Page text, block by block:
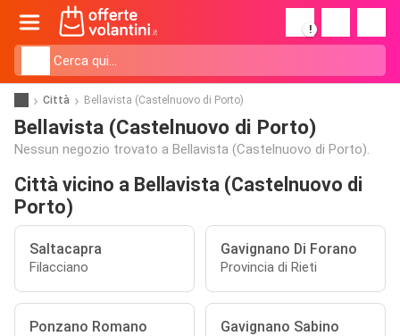
!
Città Bellavista (Castelnuovo di Porto)
Bellavista (Castelnuovo di Porto)
Nessun negozio trovato a Bellavista (Castelnuovo di Porto).
Città vicino a Bellavista (Castelnuovo di
Porto)
Saltacapra
Filacciano
Gavignano Di Forano
Provincia di Rieti
Ponzano Romano Gavignano Sabino